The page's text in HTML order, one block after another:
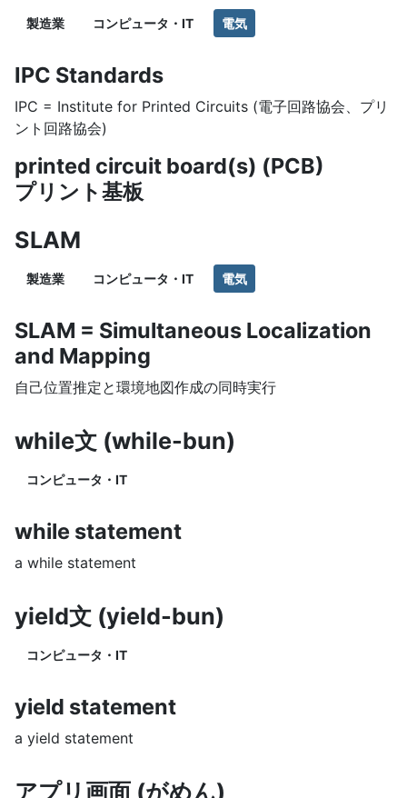
製造業 コンピュータ・IT 電気
IPC Standards
IPC = Institute for Printed Circuits (電子回路協会、プリ
ント回路協会)
printed circuit board(s) (PCB)
プリント基板
SLAM
製造業 コンピュータ・IT 電気
SLAM = Simultaneous Localization
and Mapping
自己位置推定と環境地図作成の同時実行
while文 (while-bun)
コンピュータ・IT
while statement
a while statement
yield文 (yield-bun)
コンピュータ・IT
yield statement
a yield statement
アプリ画面 (がめん)